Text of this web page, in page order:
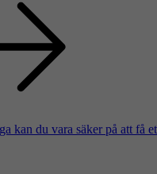
kan du vara säker på att